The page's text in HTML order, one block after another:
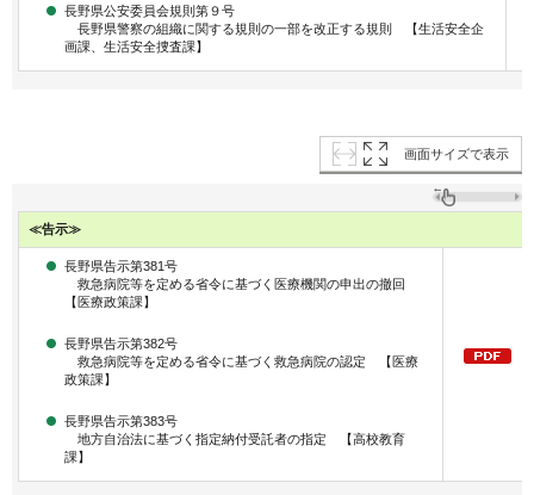
長野県公安委員会規則第９号
長野県警察の組織に関する規則の一部を改正する規則 【生活安全企
画課、生活安全捜査課】
画面サイズで表示
≪告示≫
長野県告示第381号
救急病院等を定める省令に基づく医療機関の申出の撤回
【医療政策課】
長野県告示第382号
救急病院等を定める省令に基づく救急病院の認定 【医療
政策課】
長野県告示第383号
地方自治法に基づく指定納付受託者の指定 【高校教育
課】